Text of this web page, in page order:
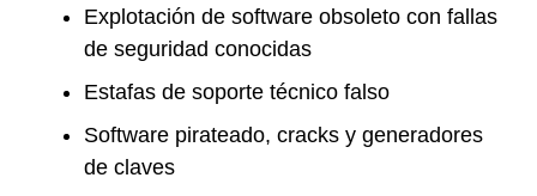
Explotación de software obsoleto con fallas
de seguridad conocidas
Estafas de soporte técnico falso
Software pirateado, cracks y generadores
de claves